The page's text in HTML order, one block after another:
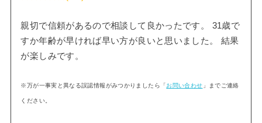
親切で信頼があるので相談して良かったです。 31歳で
すか年齢が早ければ早い方が良いと思いました。 結果
が楽しみです。
※万が一事実と異なる誤認情報がみつかりましたら「お問い合わせ 」までご連絡
ください。